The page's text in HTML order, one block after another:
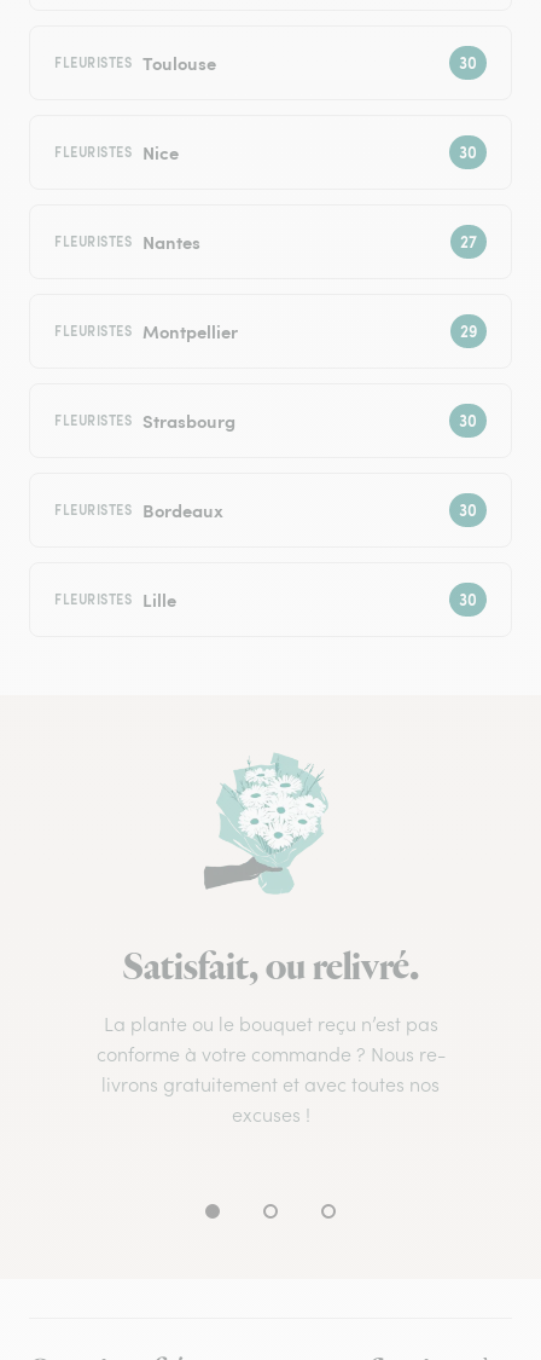
FLEURISTES Toulouse
FLEURISTES Nice
FLEURISTES Nantes
FLEURISTES Montpellier
FLEURISTES Strasbourg
FLEURISTES Bordeaux
FLEURISTES Lille
Satisfait, ou relivré.
La plante ou le bouquet reçu n’est pas
conforme à votre commande ? Nous re-
livrons gratuitement et avec toutes nos
excuses !